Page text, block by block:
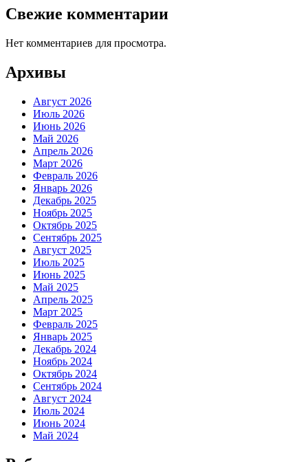
Свежие комментарии
Нет комментариев для просмотра.
Архивы
Август 2026
Июль 2026
Июнь 2026
Май 2026
Апрель 2026
Март 2026
Февраль 2026
Январь 2026
Декабрь 2025
Ноябрь 2025
Октябрь 2025
Сентябрь 2025
Август 2025
Июль 2025
Июнь 2025
Май 2025
Апрель 2025
Март 2025
Февраль 2025
Январь 2025
Декабрь 2024
Ноябрь 2024
Октябрь 2024
Сентябрь 2024
Август 2024
Июль 2024
Июнь 2024
Май 2024